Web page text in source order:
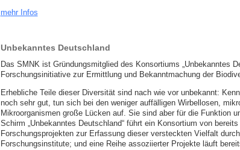
mehr Infos
Unbekanntes Deutschland
Das SMNK ist Gründungsmitglied des Konsortiums „Unbekanntes
Forschungsinitiative zur Ermittlung und Bekanntmachung der
Erhebliche Teile dieser Diversität sind nach wie vor unbekannt:
noch sehr gut, tun sich bei den weniger auffälligen Wirbellosen,
Mikroorganismen große Lücken auf. Sie sind aber für die Funktion
Schirm „Unbekanntes Deutschland“ führt ein Konsortium von
Forschungsprojekten zur Erfassung dieser versteckten Vielfalt
Forschungsinstitute; und eine Reihe assoziierter Projekte läuft